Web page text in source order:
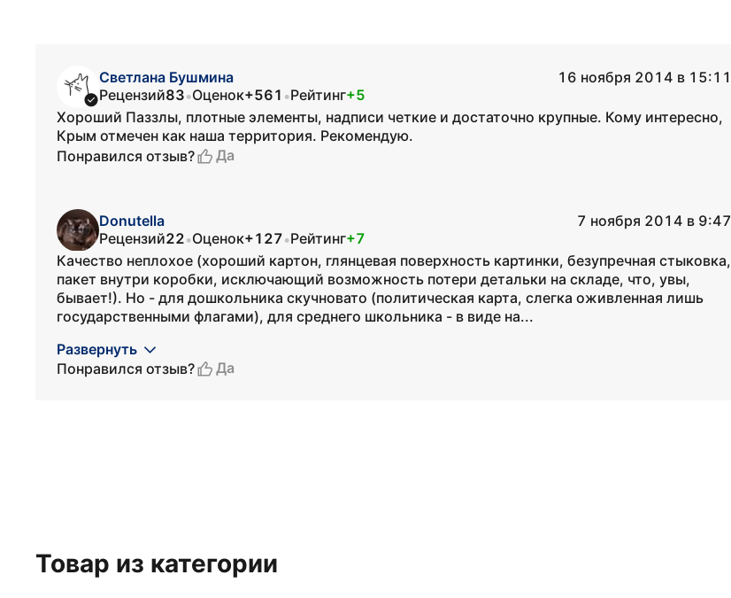
Светлана Бушмина
16 ноября 2014 в 15:11
Рецензий83•Оценок+561 •Рейтинг+5
Хороший Паззлы, плотные элементы, надписи четкие и достаточно крупные. Кому интересно,
Крым отмечен как наша территория. Рекомендую.
Понравился отзыв?
Да
Donutella
7 ноября 2014 в 9:47
Рецензий22•Оценок+127•Рейтинг+7
Качество неплохое (хороший картон, глянцевая поверхность картинки, безупречная стыковка,
пакет внутри коробки, исключающий возможность потери детальки на складе, что, увы,
бывает!). Но - для дошкольника скучновато (политическая карта, слегка оживленная лишь
государственными флагами), для среднего школьника - в виде на...
Развернуть
Понравился отзыв?
Да
Товар из категории